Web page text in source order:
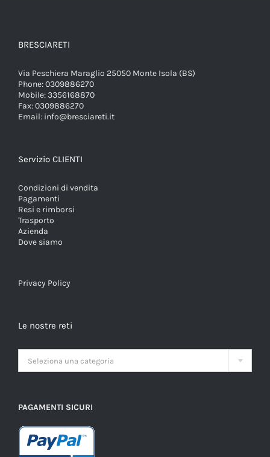
BRESCIARETI
Via Peschiera Maraglio 25050 Monte Isola (BS)
Phone:0309886270
Mobile:3356168870
Fax:0309886270
Email: info@bresciareti.it
Servizio CLIENTI
Condizioni di vendita
Pagamenti
Resi e rimborsi
Trasporto
Azienda
Dove siamo
Privacy Policy
Le nostre reti
Seleziona una categoria
PAGAMENTI SICURI